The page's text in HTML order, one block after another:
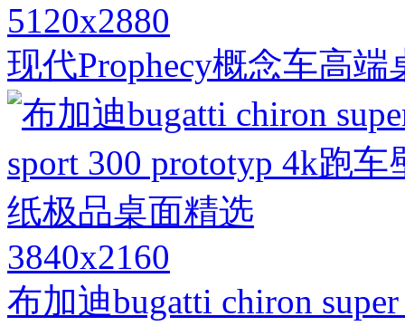
5120x2880
现代Prophecy概念车高
3840x2160
布加迪bugatti chiron